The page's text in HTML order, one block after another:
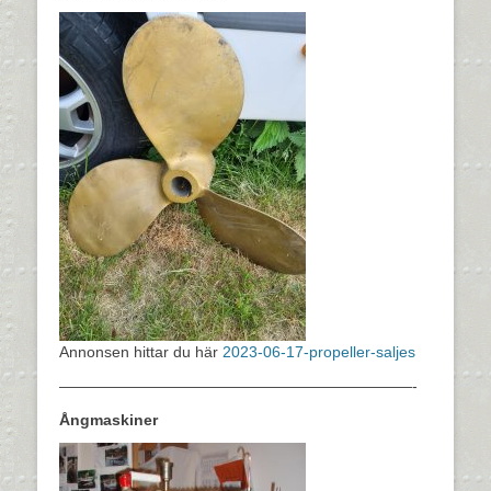
Annonsen hittar du här 2023-06-17-propeller-saljes
———————————————————————-
Ångmaskiner